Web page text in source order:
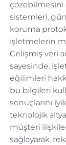
çözebilmesini
sistemleri,
koruma
işletmelerin
Gelişmiş veri
sayesinde,
eğilimleri
bu bilgileri
sonuçlarını
teknolojik
müşteri
sağlayarak,